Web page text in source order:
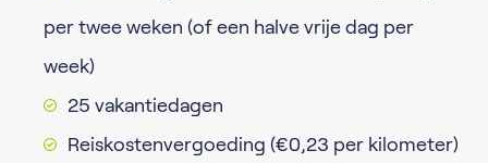
per twee weken (of een halve vrije dag per
week)
25 vakantiedagen
Reiskostenvergoeding (€0,23 per kilometer)